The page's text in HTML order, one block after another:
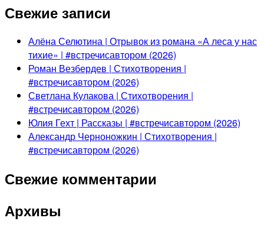
Свежие записи
Алёна Селютина | Отрывок из романа «А леса у нас
тихие» | #встречисавтором (2026)
Роман Везбердев | Стихотворения |
#встречисавтором (2026)
Светлана Кулакова | Стихотворения |
#встречисавтором (2026)
Юлия Гехт | Рассказы | #встречисавтором (2026)
Александр Черноножкин | Стихотворения |
#встречисавтором (2026)
Свежие комментарии
Архивы